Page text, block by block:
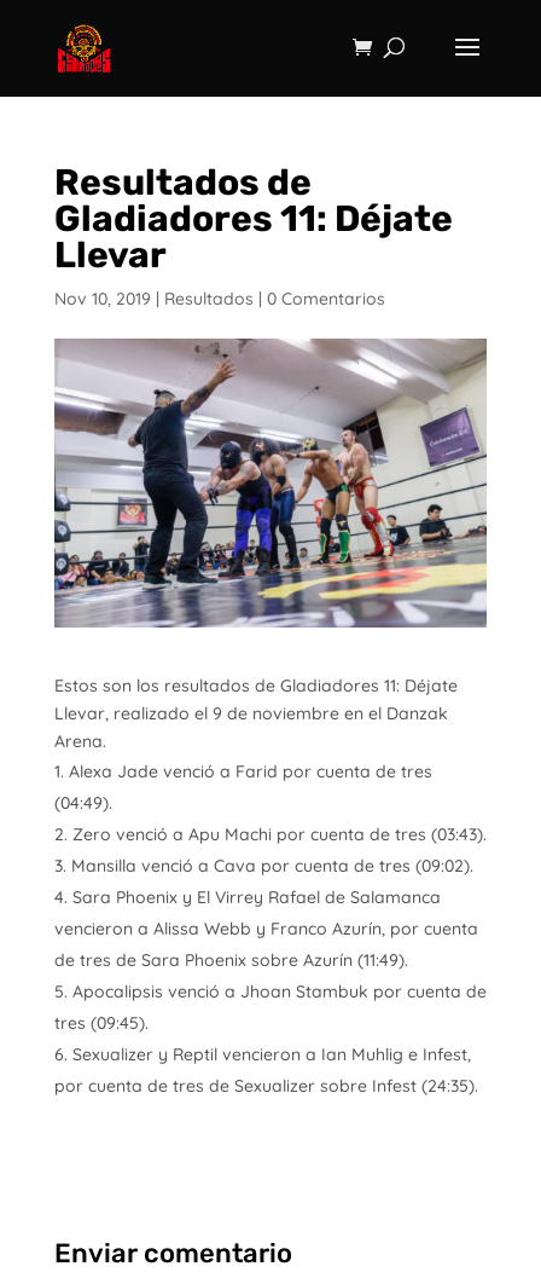
Resultados de
Gladiadores 11: Déjate
Llevar
Nov 10, 2019 | Resultados | 0 Comentarios
Estos son los resultados de Gladiadores 11: Déjate
Llevar, realizado el 9 de noviembre en el Danzak
Arena.
Alexa Jade venció a Farid por cuenta de tres
(04:49).
Zero venció a Apu Machi por cuenta de tres (03:43).
Mansilla venció a Cava por cuenta de tres (09:02).
Sara Phoenix y El Virrey Rafael de Salamanca
vencieron a Alissa Webb y Franco Azurín, por cuenta
de tres de Sara Phoenix sobre Azurín (11:49).
Apocalipsis venció a Jhoan Stambuk por cuenta de
tres (09:45).
Sexualizer y Reptil vencieron a Ian Muhlig e Infest,
por cuenta de tres de Sexualizer sobre Infest (24:35).
Enviar comentario